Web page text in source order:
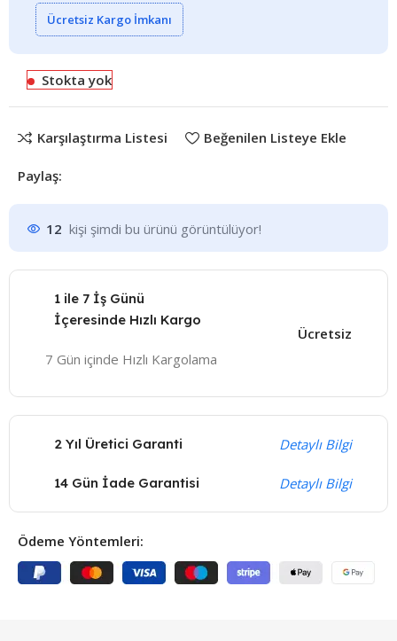
Ücretsiz Kargo İmkanı
Stokta yok
Karşılaştırma Listesi Beğenilen Listeye Ekle
Paylaş:
12 kişi şimdi bu ürünü görüntülüyor!
1 ile 7 İş Günü
İçeresinde Hızlı Kargo
7 Gün içinde Hızlı Kargolama
Ücretsiz
2 Yıl Üretici Garanti Detaylı Bilgi
14 Gün İade Garantisi Detaylı Bilgi
Ödeme Yöntemleri: